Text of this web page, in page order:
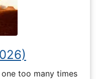
too many times